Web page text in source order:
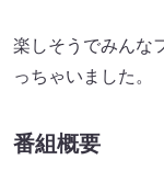
楽しそうでみんな
っちゃいました。
番組概要